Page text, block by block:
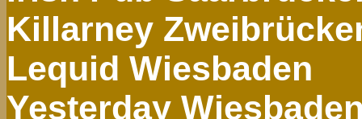
Killarney
Lequid Wiesbaden
Yesterday